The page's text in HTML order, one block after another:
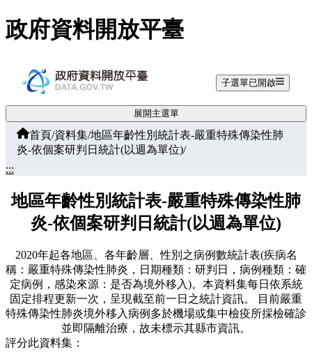
跳至主要內容
政府資料開放平臺
子選單已開啟
展開主選單
首頁/資料集/地區年齡性別統計表-嚴重特殊傳染性肺
炎-依個案研判日統計(以週為單位)/
:::
地區年齡性別統計表-嚴重特殊傳染性肺
炎-依個案研判日統計(以週為單位)
2020年起各地區、各年齡層、性別之病例數統計表(疾病名
稱：嚴重特殊傳染性肺炎，日期種類：研判日，病例種類：確
定病例，感染來源：是否為境外移入)。本資料集每日依系統
固定排程更新一次，呈現截至前一日之統計資訊。 目前嚴重
特殊傳染性肺炎境外移入病例多於機場或集中檢疫所採檢確診
並即隔離治療，故未標示其縣市資訊。
評分此資料集：